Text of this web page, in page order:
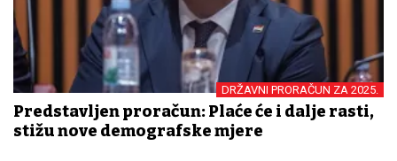
DRŽAVNI PRORAČUN ZA 2025.
Predstavljen proračun: Plaće će i dalje rasti,
stižu nove demografske mjere